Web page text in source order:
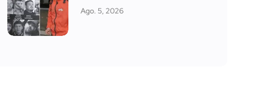
Ago. 5, 2026